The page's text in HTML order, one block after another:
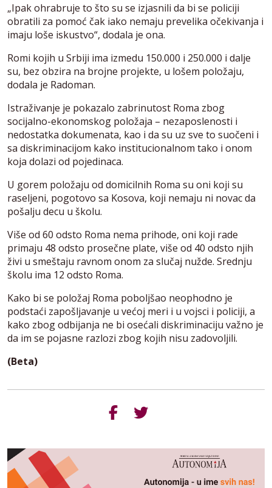
„Ipak ohrabruje to što su se izjasnili da bi se policiji
obratili za pomoć čak iako nemaju prevelika očekivanja i
imaju loše iskustvo“, dodala je ona.
Romi kojih u Srbiji ima izmedu 150.000 i 250.000 i dalje
su, bez obzira na brojne projekte, u lošem položaju,
dodala je Radoman.
Istraživanje je pokazalo zabrinutost Roma zbog
socijalno-ekonomskog položaja – nezaposlenosti i
nedostatka dokumenata, kao i da su uz sve to suočeni i
sa diskriminacijom kako institucionalnom tako i onom
koja dolazi od pojedinaca.
U gorem položaju od domicilnih Roma su oni koji su
raseljeni, pogotovo sa Kosova, koji nemaju ni novac da
pošalju decu u školu.
Više od 60 odsto Roma nema prihode, oni koji rade
primaju 48 odsto prosečne plate, više od 40 odsto njih
živi u smeštaju ravnom onom za slučaj nužde. Srednju
školu ima 12 odsto Roma.
Kako bi se položaj Roma poboljšao neophodno je
podstaći zapošljavanje u većoj meri i u vojsci i policiji, a
kako zbog odbijanja ne bi osećali diskriminaciju važno je
da im se pojasne razlozi zbog kojih nisu zadovoljili.
(Beta)